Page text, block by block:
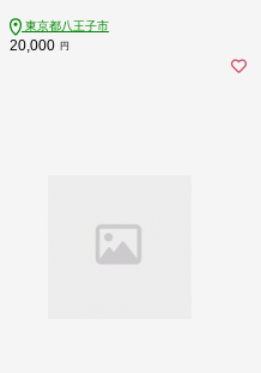
東京都八王子市
20,000 円